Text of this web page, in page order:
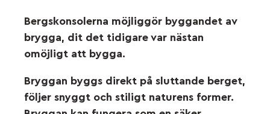
Bergskonsolerna möjliggör byggandet av
brygga, dit det tidigare var nästan
omöjligt att bygga.
Bryggan byggs direkt på sluttande berget,
följer snyggt och stiligt naturens former.